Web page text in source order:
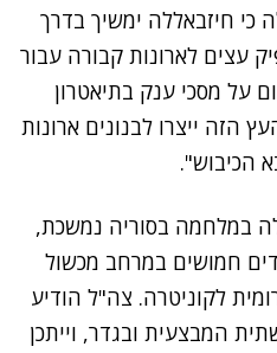
כי חיזבאללה ימשיך בדרך
עצים לארונות קבורה עבור
על מסכי ענק בתיאטרון
הזה ייצרו לבנונים ארונות
הכיבוש".
במלחמה בסוריה נמשכת,
חמושים במרחב מכשול
לקוניטרה. צה"ל הודיע
המבצעית ובגדר, וייתכן